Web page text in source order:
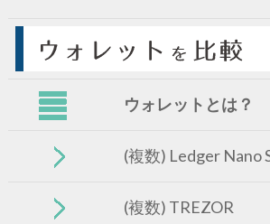
ウォレットとは？
(複数) Ledger Nano
(複数) TREZOR